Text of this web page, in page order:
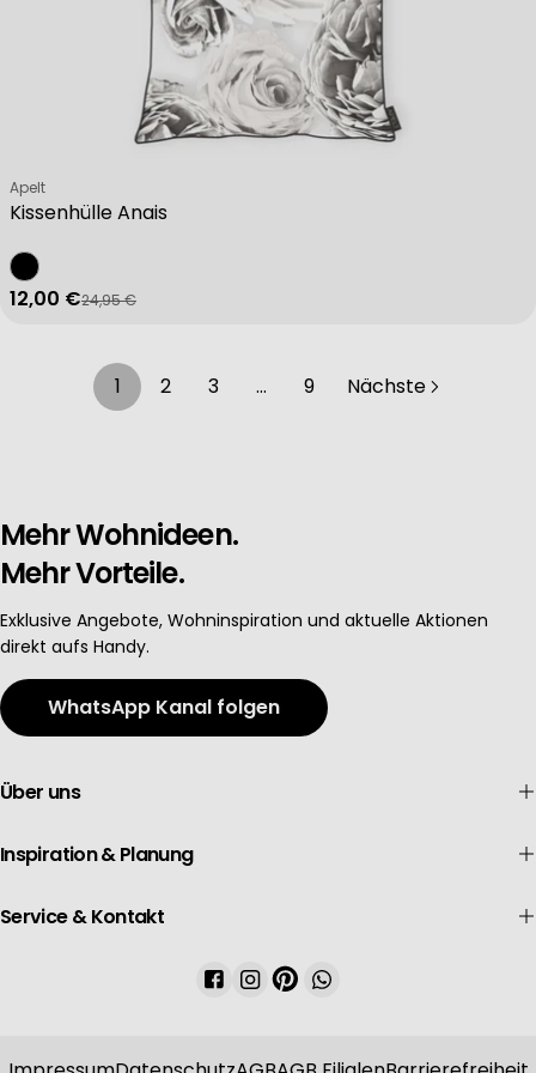
Kissenhülle Anais
Verkäufer:
Apelt
Verkaufspreis
12,00 €
Regulärer Preis
24,95 €
1 2 3 … 9 Nächste
Mehr Wohnideen.
Mehr Vorteile.
Exklusive Angebote, Wohninspiration und aktuelle Aktionen
direkt aufs Handy.
WhatsApp Kanal folgen
Über uns
Inspiration & Planung
Service & Kontakt
Facebook
Instagram
PinterestWhatsApp